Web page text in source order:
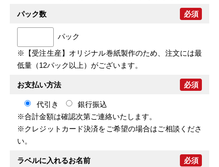
パック数 必須
パック
※【受注生産】オリジナル巻紙製作のため、注文には最
低量（12パック以上）がございます。
お支払い方法 必須
代引き
銀行振込
※合計金額は確認次第ご連絡いたします。
※クレジットカード決済をご希望の場合はご相談くださ
い。
ラベルに入れるお名前 必須